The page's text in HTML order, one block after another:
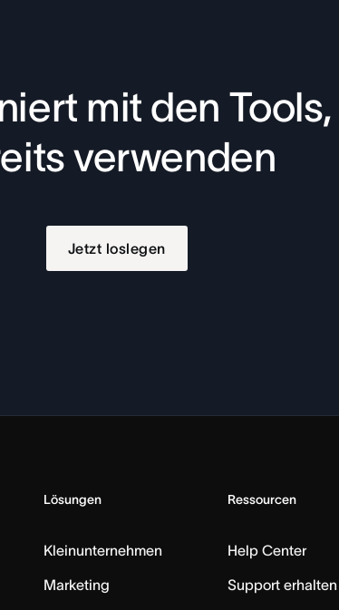
mit den
verwenden
Jetzt loslegen
Lösungen
Kleinunternehmen
Marketing
Ressourcen
Help Center
Support erhalten